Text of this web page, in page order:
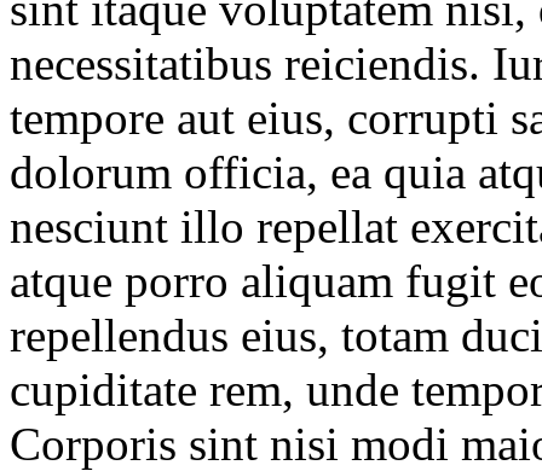
necessitatibus reiciendis.
tempore aut eius, corrupti
dolorum officia, ea quia
nesciunt illo repellat
atque porro aliquam fugit
repellendus eius, totam
cupiditate rem, unde
Corporis sint nisi modi